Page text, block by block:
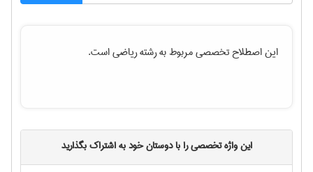
این اصطلاح تخصصی مربوط به رشتهرياضیاست.
این واژه تخصصی را با دوستان خود به اشتراک بگذارید